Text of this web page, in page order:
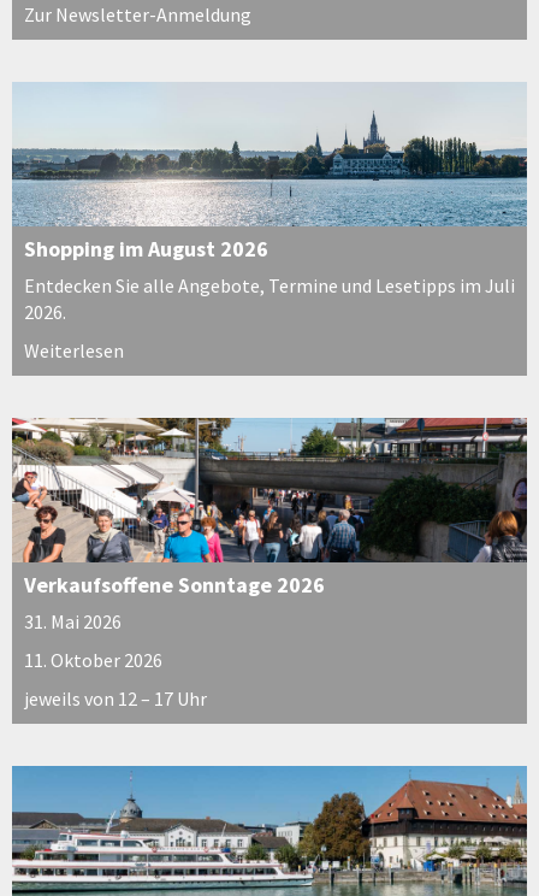
Zur Newsletter-Anmeldung
Shopping im August 2026
Entdecken Sie alle Angebote, Termine und Lesetipps im Juli
2026.
Weiterlesen
Verkaufsoffene Sonntage 2026
31. Mai 2026
11. Oktober 2026
jeweils von 12 – 17 Uhr